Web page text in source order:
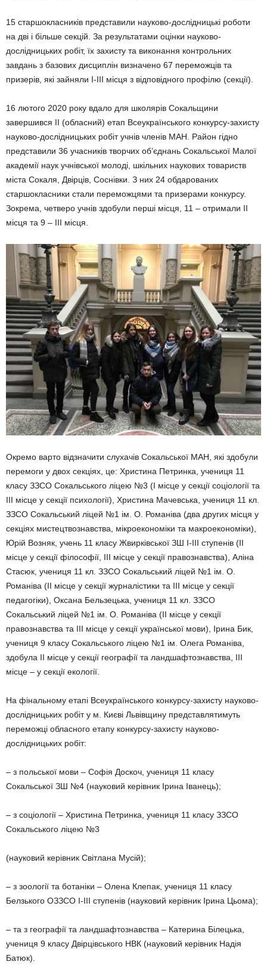
15 старшокласників представили науково-дослідницькі роботи
на дві і більше секцій. За результатами оцінки науково-
дослідниць­ких робіт, їх захисту та виконання контрольних
завдань з базових дисциплін визначено 67 переможців та
призерів, які зайняли І-ІІІ місця з відповідного профілю (секції).
16 лютого 2020 року вдало для школярів Сокальщини
завершився ІІ (обласний) етап Всеукраїнського конкурсу-захисту
науково-дослідницьких робіт учнів членів МАН. Район гідно
представили 36 учасників твор­чих об’єднань Сокальської Малої
академії наук учнівської молоді, шкільних наукових товариств
міста Сокаля, Двірців, Соснівки. З них 24 обдарованих
старшокласники стали переможцями та призерами конкурсу.
Зок­рема, четверо учнів здобули перші місця, 11 – отримали ІІ
місця та 9 – ІІІ місця.
Окремо варто відзначити слухачів Сокаль­ської МАН, які здобули
перемоги у двох секціях, це: Христина Петринка, учениця 11
класу ЗЗСО Сокальського ліцею №3 (І місце у секції соціології та
ІІІ місце у секції психології), Христина Мачевська, учениця 11 кл.
ЗЗСО Сокальський ліцей №1 ім. О. Романіва (два других місця у
секціях мистецтвознавства, мікроекономіки та макро­економіки),
Юрій Возняк, учень 11 класу Жвирківської ЗШ І-ІІІ ступенів (ІІ
місце у сек­ції філософії, ІІІ місце у секції правознавства), Аліна
Стасюк, учениця 11 кл. ЗЗСО Сокальський ліцей №1 ім. О.
Романіва (ІІ місце у секції журналістики та ІІІ місце у секції
педагогіки), Оксана Бельзецька, уче­ниця 11 кл. ЗЗСО
Сокальський ліцей №1 ім. О. Романіва (ІІ місце у секції
правознав­ства та ІІІ місце у секції української мови), Ірина Бик,
учениця 9 класу Сокальського ліцею №1 ім. Олега Романіва,
здобула ІІ місце у секції географії та ландшафто­знавства, ІІІ
місце – у секції екології.
На фінальному етапі Всеукраїнського конкурсу-захисту науково-
дослідницьких робіт у м. Києві Львівщину представлятимуть
переможці обласного етапу конкурсу-захисту науково-
дослідницьких робіт:
– з польської мови – Софія Доскоч, учени­ця 11 класу
Сокальської ЗШ №4 (науковий керівник Ірина Іванець);
– з соціології – Христина Петринка, учени­ця 11 класу ЗЗСО
Сокальського ліцею №3
(науковий керівник Світлана Мусій);
– з зоології та ботаніки – Олена Клепак, учениця 11 класу
Белзького ОЗЗСО І-ІІІ ступенів (науковий керівник Ірина Цьома);
– та з географії та ландшафтознавства – Катерина Білецька,
учениця 9 класу Двірців­ського НВК (науковий керівник Надія
Батюк).